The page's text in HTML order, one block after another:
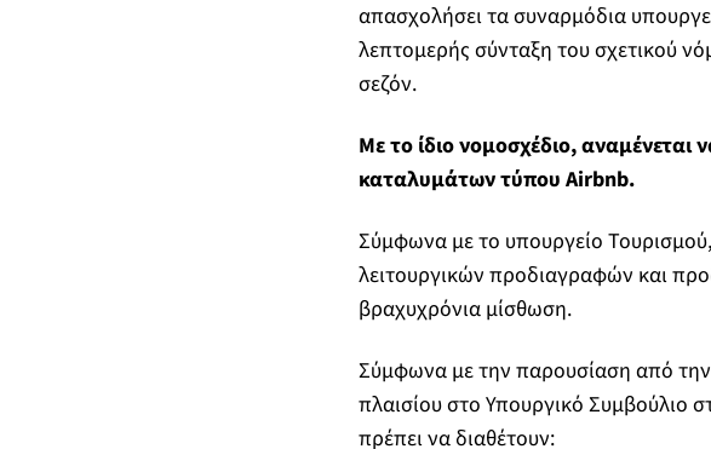
απασχολήσει τα συναρμόδια
λεπτομερής σύνταξη του σχετικού
σεζόν.
Με το ίδιο νομοσχέδιο,
καταλυμάτων τύπου Airbnb.
Σύμφωνα με το υπουργείο Τουρισμού,
λειτουργικών προδιαγραφών και
βραχυχρόνια μίσθωση.
Σύμφωνα με την παρουσίαση από
πλαισίου στο Υπουργικό Συμβούλιο
πρέπει να διαθέτουν: